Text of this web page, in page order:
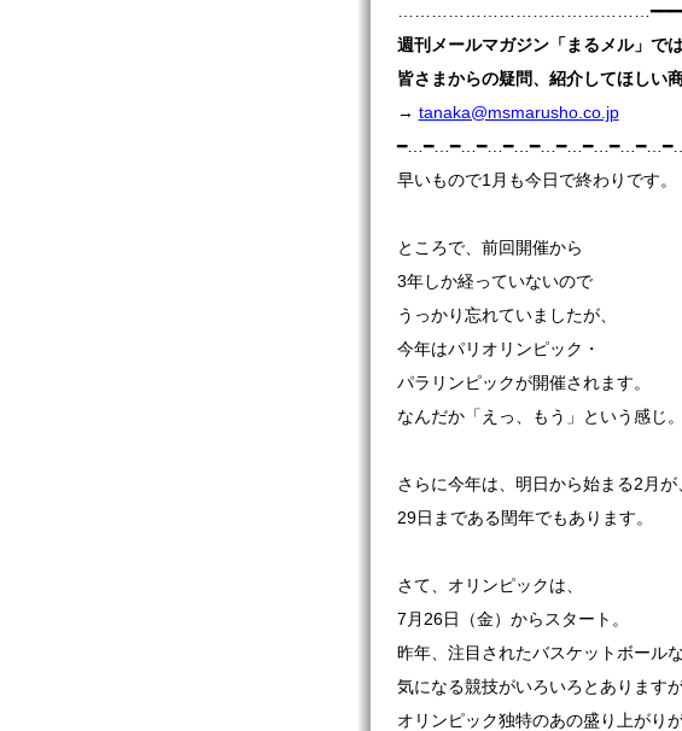
週刊 メールマガジン「まるメル」 では
皆さまからの疑問、紹介してほしい
→ tanaka@msmarusho.co.jp
早いもので1月も今日で終わりです。
ところで、前回開催から
3年しか経っていないので
うっかり忘れていましたが、
今年はパリオリンピック・
パラリンピックが開催されます。
なんだか「えっ、もう」という感じ。
さらに今年は、明日から始まる2月が
29日まである閏年でもあります。
さて、オリンピックは、
7月26日（金）からスタート。
昨年、注目されたバスケットボールな
気になる競技がいろいろとありますが
オリンピック独特のあの盛り上がり